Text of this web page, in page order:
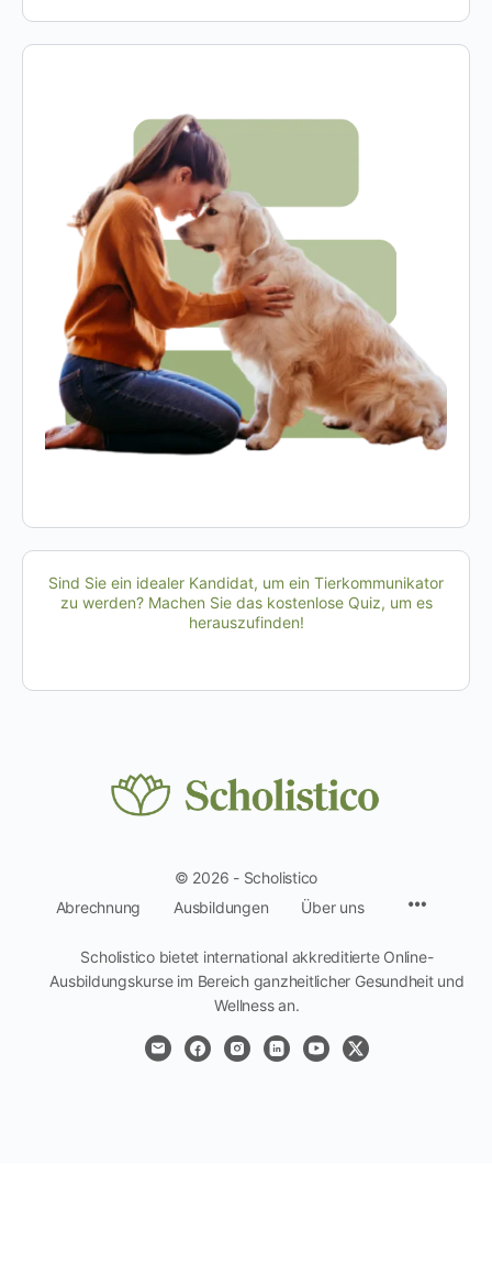
Sind Sie ein idealer Kandidat, um ein Tierkommunikator
zu werden? Machen Sie das kostenlose Quiz, um es
herauszufinden!
© 2026 - Scholistico
Abrechnung
Ausbildungen Über uns
Scholistico bietet international akkreditierte Online-
Ausbildungskurse im Bereich ganzheitlicher Gesundheit und
Wellness an.